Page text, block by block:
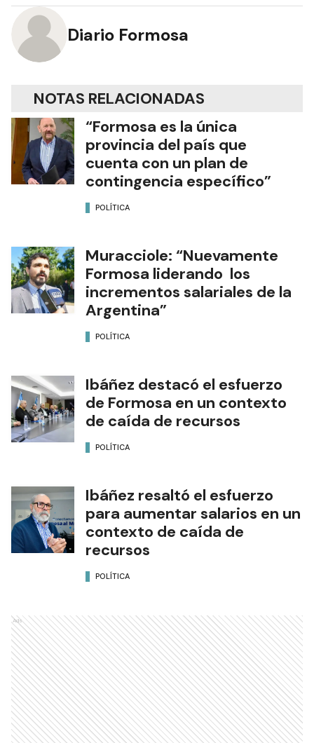
Diario Formosa
NOTAS RELACIONADAS
“Formosa es la única
provincia del país que
cuenta con un plan de
contingencia específico”
POLÍTICA
Muracciole: “Nuevamente
Formosa liderando los
incrementos salariales de la
Argentina”
POLÍTICA
Ibáñez destacó el esfuerzo
de Formosa en un contexto
de caída de recursos
POLÍTICA
Ibáñez resaltó el esfuerzo
para aumentar salarios en un
contexto de caída de
recursos
POLÍTICA
Ads